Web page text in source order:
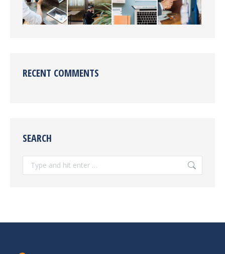
RECENT COMMENTS
SEARCH
Search: